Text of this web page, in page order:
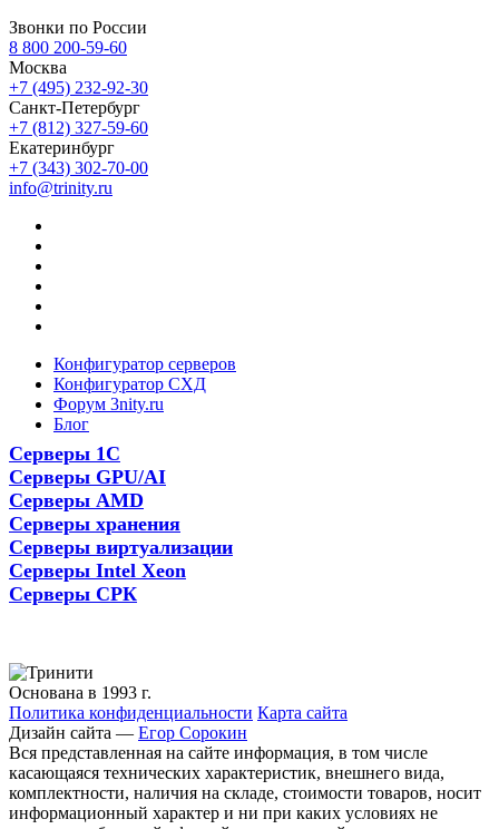
Звонки по России
8 800 200-59-60
Москва
+7 (495) 232-92-30
Санкт-Петербург
+7 (812) 327-59-60
Екатеринбург
+7 (343) 302-70-00
info@trinity.ru
Конфигуратор серверов
Конфигуратор СХД
Форум 3nity.ru
Блог
Серверы 1С
Серверы GPU/AI
Серверы AMD
Серверы хранения
Серверы виртуализации
Серверы Intel Xeon
Серверы СРК
Основана в 1993 г.
Политика конфиденциальности Карта сайта
Дизайн сайта — Егор Сорокин
Вся представленная на сайте информация, в том числе
касающаяся технических характеристик, внешнего вида,
комплектности, наличия на складе, стоимости товаров, носит
информационный характер и ни при каких условиях не